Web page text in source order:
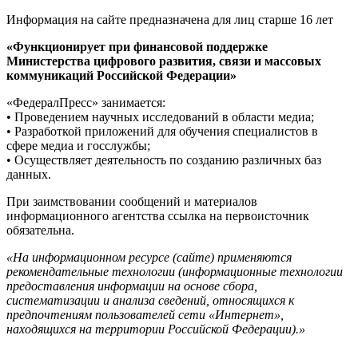
Информация на сайте предназначена для лиц старше 16 лет
«Функционирует при финансовой поддержке
Министерства цифрового развития, связи и массовых
коммуникаций Российской Федерации»
«ФедералПресс» занимается:
• Проведением научных исследований в области медиа;
• Разработкой приложений для обучения специалистов в
сфере медиа и госслужбы;
• Осуществляет деятельность по созданию различных баз
данных.
При заимствовании сообщений и материалов
информационного агентства ссылка на первоисточник
обязательна.
«На информационном ресурсе (сайте) применяются
рекомендательные технологии (информационные технологии
предоставления информации на основе сбора,
систематизации и анализа сведений, относящихся к
предпочтениям пользователей сети «Интернет»,
находящихся на территории Российской Федерации).»